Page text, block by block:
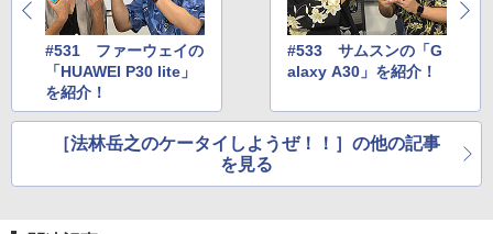
#531 ファーウェイの
「HUAWEI P30 lite」
を紹介！
#533 サムスンの「G
alaxy A30」を紹介！
［法林岳之のケータイしようぜ！！］の他の記事
を見る